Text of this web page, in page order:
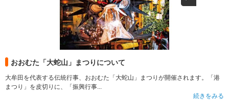
おおむた「大蛇山」まつりについて
大牟田を代表する伝統行事、おおむた「大蛇山」まつりが開催されます。「港
まつり」を皮切りに、「振興行事...
続きをみる